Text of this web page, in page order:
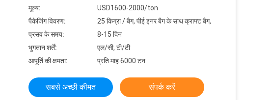
मूल्य:
USD1600-2000/ton
पैकेजिंग विवरण:
25 किग्रा / बैग, पीई इनर बैग के साथ क्राफ्ट बैग,
प्रसव के समय:
8-15 दिन
भुगतान शर्तें:
एल/सी, टी/टी
आपूर्ति की क्षमता:
प्रति माह 6000 टन
सबसे अच्छी कीमत संपर्क करें